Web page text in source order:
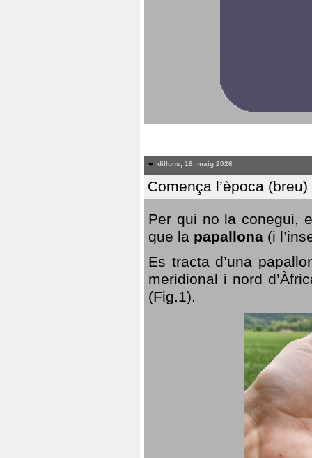
dilluns, 18. maig 2026
Comença l’època
Per qui no la conegui,
que la papallona (i
Es tracta d’una
meridional i nord
(Fig.1).